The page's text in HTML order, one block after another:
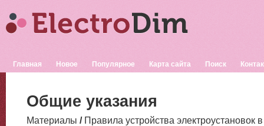
Главная Новое Популярное Карта сайта Поиск
Общие указания
Материалы / Правила устройства электроустановок